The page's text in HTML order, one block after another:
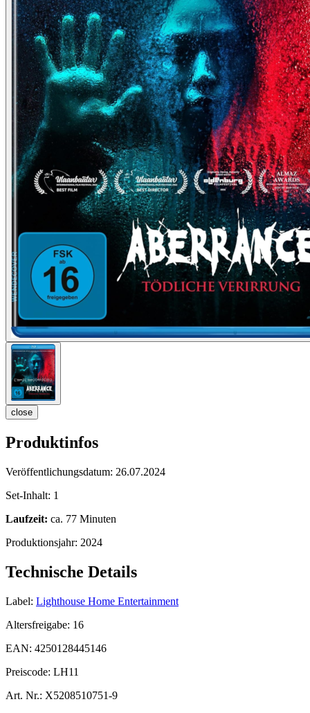
close
Produktinfos
Veröffentlichungsdatum: 26.07.2024
Set-Inhalt: 1
Laufzeit: ca. 77 Minuten
Produktionsjahr: 2024
Technische Details
Label: Lighthouse Home Entertainment
Altersfreigabe: 16
EAN: 4250128445146
Preiscode: LH11
Art. Nr.: X5208510751-9